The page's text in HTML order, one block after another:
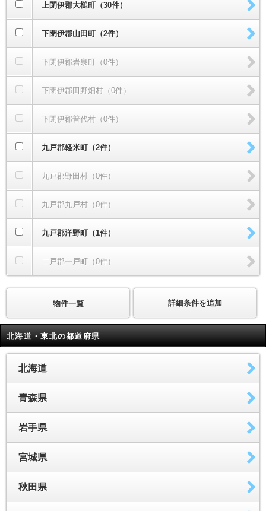
上閉伊郡大槌町（30件）
下閉伊郡山田町（2件）
下閉伊郡岩泉町（0件）
下閉伊郡田野畑村（0件）
下閉伊郡普代村（0件）
九戸郡軽米町（2件）
九戸郡野田村（0件）
九戸郡九戸村（0件）
九戸郡洋野町（1件）
二戸郡一戸町（0件）
物件一覧 詳細条件を追加
北海道・東北の都道府県
北海道
青森県
岩手県
宮城県
秋田県